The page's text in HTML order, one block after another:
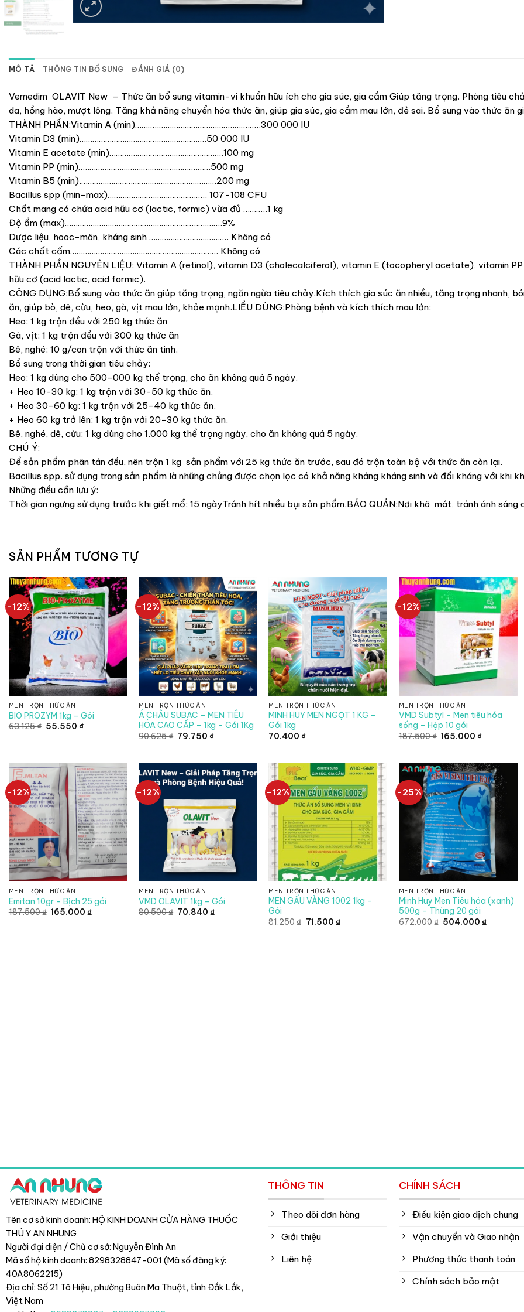
MÔ TẢ THÔNG TIN BỔ SUNG ĐÁNH GIÁ (0)
Vemedim OLAVIT New – Thức ăn bổ sung vitamin-vi khuẩn hữu ích cho gia súc, gia cầm Giúp tăng trọng. Phòng tiêu
da, hồng hào, mượt lông. Tăng khả năng chuyển hóa thức ăn, giúp gia súc, gia cầm mau lớn, đẻ sai. Bổ sung vào thức ăn
THÀNH PHẦN:Vitamin A (min)………..……………………………..…….…..300 000 IU
Vitamin D3 (min)……………………………….………………….50 000 IU
Vitamin E acetate (min)………….………………………………….100 mg
Vitamin PP (min)…..………………………..………..……….……500 mg
Vitamin B5 (min).………………………………………………………200 mg
Bacillus spp (min-max)………………….……………….….. 107-108 CFU
Chất mang có chứa acid hữu cơ (lactic, formic) vừa đủ ………..1 kg
Độ ẩm (max)……………………………………………………..….…….9%
Dược liệu, hooc-môn, kháng sinh ………………………………. Không có
Các chất cấm…………………………………………………………… Không có
THÀNH PHẦN NGUYÊN LIỆU: Vitamin A (retinol), vitamin D3 (cholecalciferol), vitamin E (tocopheryl acetate), vitamin
hữu cơ (acid lactic, acid formic).
CÔNG DỤNG:Bổ sung vào thức ăn giúp tăng trọng, ngăn ngừa tiêu chảy.Kích thích gia súc ăn nhiều, tăng trọng nhanh,
ăn, giúp bò, dê, cừu, heo, gà, vịt mau lớn, khỏe mạnh.LIỀU DÙNG:Phòng bệnh và kích thích mau lớn:
Heo: 1 kg trộn đều với 250 kg thức ăn
Gà, vịt: 1 kg trộn đều với 300 kg thức ăn
Bê, nghé: 10 g/con trộn với thức ăn tinh.
Bổ sung trong thời gian tiêu chảy:
Heo: 1 kg dùng cho 500-000 kg thể trọng, cho ăn không quá 5 ngày.
+ Heo 10-30 kg: 1 kg trộn với 30-50 kg thức ăn.
+ Heo 30-60 kg: 1 kg trộn với 25-40 kg thức ăn.
+ Heo 60 kg trở lên: 1 kg trộn với 20-30 kg thức ăn.
Bê, nghé, dê, cừu: 1 kg dùng cho 1.000 kg thể trọng ngày, cho ăn không quá 5 ngày.
CHÚ Ý:
Để sản phẩm phân tán đều, nên trộn 1 kg sản phẩm với 25 kg thức ăn trước, sau đó trộn toàn bộ với thức ăn còn lại.
Bacillus spp. sử dụng trong sản phẩm là những chủng được chọn lọc có khả năng kháng kháng sinh và đối kháng với khi
Những điều cần lưu ý:
Thời gian ngưng sử dụng trước khi giết mổ: 15 ngàyTránh hít nhiều bụi sản phẩm.BẢO QUẢN:Nơi khô mát, tránh ánh sáng
SẢN PHẨM TƯƠNG TỰ
-12%
MEN TRỘN THỨC ĂN
BIO PROZYM 1kg – Gói
63.125₫ Giá
55.550 ₫Giá
-12%
MEN TRỘN THỨC ĂN
Á CHÂU SUBAC – MEN TIÊU
HÓA CAO CẤP – 1kg – Gói 1Kg
90.625₫ Giá
79.750₫Giá
79.750 ₫.
MEN TRỘN THỨC ĂN
MINH HUY MEN NGỌT 1 KG –
Gói 1kg
70.400₫
-12%
MEN TRỘN THỨC ĂN
VMD Subtyl – Men tiêu hóa
sống – Hộp 10 gói
187.500₫ Giá
165.000 ₫Giá
165.000 ₫.
-12%
MEN TRỘN THỨC ĂN
Emitan 10gr – Bịch 25 gói
187.500₫ Giá
165.000 ₫Giá
-12%
MEN TRỘN THỨC ĂN
VMD OLAVIT 1kg – Gói
80.500₫ Giá
70.840₫Giá
-12%
MEN TRỘN THỨC ĂN
MEN GẤU VÀNG 1002 1kg –
Gói
81.250₫ Giá
71.500 ₫Giá
-25%
MEN TRỘN THỨC ĂN
Minh Huy Men Tiêu hóa (xanh)
500g – Thùng 20 gói
672.000₫ Giá
504.000 ₫Giá
Tên cơ sở kinh doanh: HỘ KINH DOANH CỬA HÀNG THUỐC
THÚ Y AN NHUNG
Người đại diện / Chủ cơ sở: Nguyễn Đình An
Mã số hộ kinh doanh: 8298328847-001 (Mã số đăng ký:
40A8062215)
Địa chỉ: Số 21 Tô Hiệu, phường Buôn Ma Thuột, tỉnh Đắk Lắk,
Việt Nam
THÔNG TIN
Theo dõi đơn hàng
Giới thiệu
Liên hệ
CHÍNH SÁCH
Điều kiện giao dịch chung
Vận chuyển và Giao nhận
Phương thức thanh toán
Chính sách bảo mật